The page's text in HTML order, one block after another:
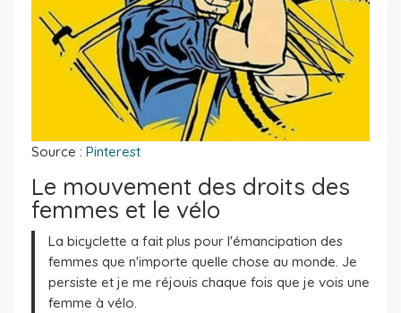
Source : Pinterest
Le mouvement des droits des
femmes et le vélo
La bicyclette a fait plus pour l'émancipation des
femmes que n'importe quelle chose au monde. Je
persiste et je me réjouis chaque fois que je vois une
femme à vélo